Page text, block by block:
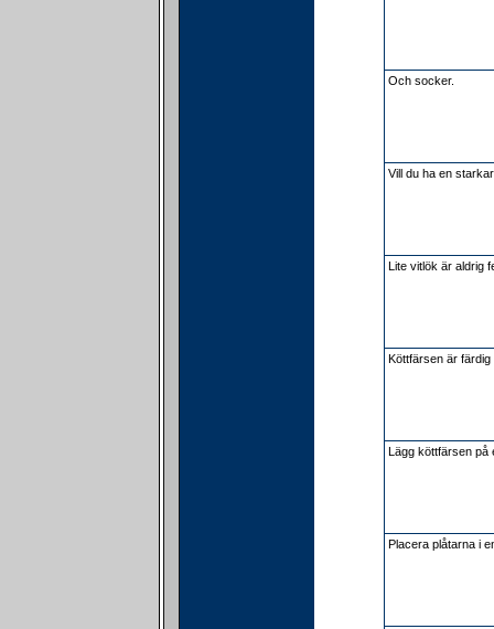
Och socker.
Vill du ha en
Lite vitlök är aldrig
Köttfärsen är
Lägg köttfärsen på
Placera plåtarna i